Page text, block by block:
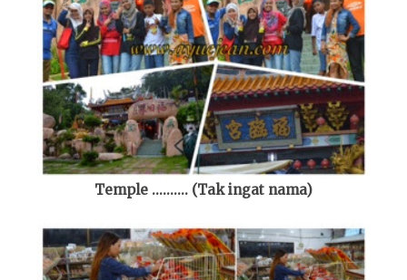
Temple .......... (Tak ingat nama)